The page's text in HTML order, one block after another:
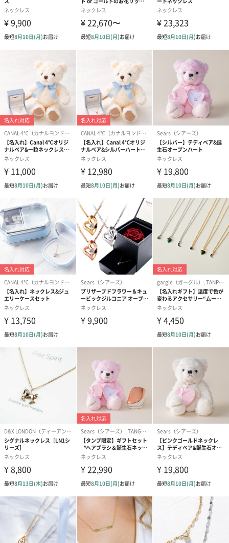
商品詳細情報
ペンダントト
ップ
高さ：約14mm
最大幅：約14mm
厚み：約5mm
ストーン
CZダイヤ
カット：ラウンドカット/約4.0mm(約0.23ct) 個数：1
カット：ラウンドカット/約2.0mm(約0.21ct) 個数：6
カット：マーキスカット/約2.5x4.5mm 個数：6
CZダイヤ（キュービックジルコニア）は人工石です。
当店では最高級AAAAAランクのストーンを使用してい
ます。
チェーン
シルバー 925 プラチナコーティング
あずきチェーン
スライドアジャスター
最長45cmでご使用できます
ジュエリーケース
商品オプション情報
紙袋
あり（165円）
ラッピングオプション